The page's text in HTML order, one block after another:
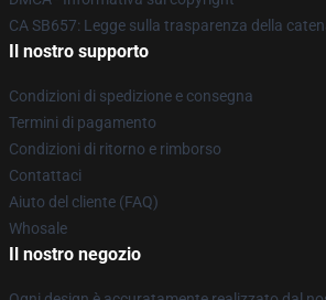
CA SB657: Legge sulla trasparenza della
Il nostro supporto
Condizioni di spedizione e consegna
Termini di pagamento
Condizioni di ritorno e rimborso
Contattaci
Aiuto del cliente (FAQ)
Whosale
Il nostro negozio